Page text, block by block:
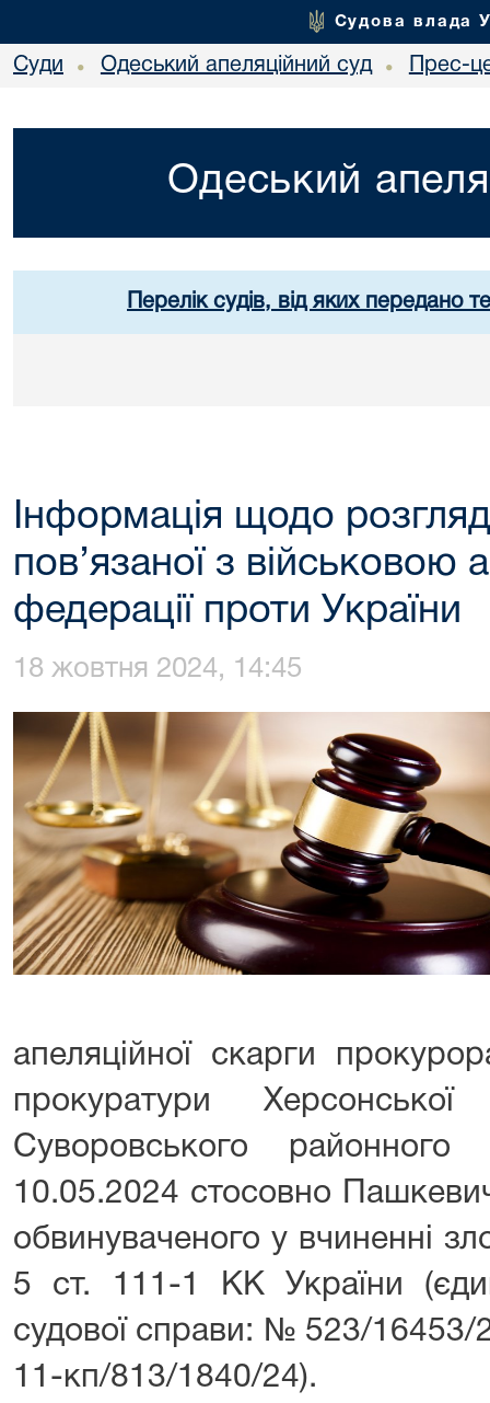
Судова влада
Суди • Одеський апеляційний суд • Прес-
Одеський
Перелік судів, від яких передано
Інформація щодо
пов’язаної з військовою
федерації проти України
18 жовтня 2024, 14:45
апеляційної скарги
прокуратури
Суворовського
10.05.2024 стосовно
обвинуваченого у вчиненні
5 ст. 111-1 КК України
судової справи: № 523/
11-кп/813/1840/24).